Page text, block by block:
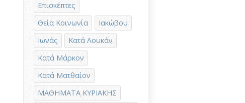
Επισκέπτες
Θεία Κοινωνία
Ιακώβου
Ιωνάς
Κατά Λουκάν
Κατά Μάρκον
Κατά Ματθαίον
ΜΑΘΗΜΑΤΑ ΚΥΡΙΑΚΗΣ